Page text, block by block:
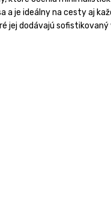
a je ideálnyna cestyaj
jej dodávajú sofistikovaný